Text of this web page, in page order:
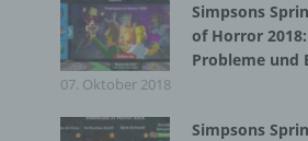
Simpsons
of Horror
Probleme und
07. Oktober 2018
Simpsons